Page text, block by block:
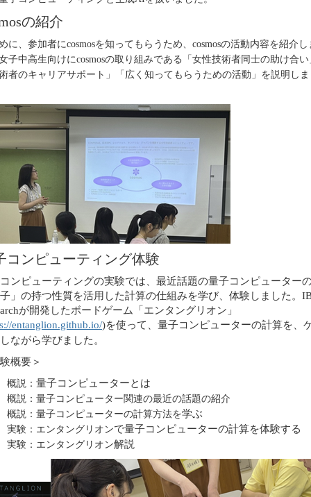
の紹介
に、参加者にcosmosを知ってもらうため、 cosmosの活動内容を紹介し
子中高生向けにcosmosの取り組みである「女性技術者同士の助け合い
者のキャリアサポート」「広く知ってもらうための活動」を説明し
コンピューティング体験
ンピューティングの実験では、最近話題の量子コンピューター
」の持つ性質を活用した計算の仕組みを学び、体験しました。
が開発したボードゲーム「エンタングリオン」
entanglion.github.io/)を使って、量子コンピューターの計算を、
ながら学びました。
概要＞
概説： 量子コンピューターとは
概説：量子コンピューター関連の最近の話題の紹介
概説：量子コンピューターの計算方法を学ぶ
実験：エンタングリオンで量子コンピューターの計算を体験する
実験：エンタングリオン解説